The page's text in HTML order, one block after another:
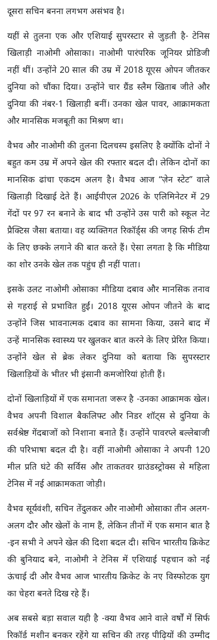
दूसरा सचिन बनना लगभग असंभव है।
यहीं से तुलना एक और एशियाई सुपरस्टार से जुड़ती है- टेनिस
खिलाड़ी नाओमी ओसाका। नाओमी पारंपरिक जूनियर प्रोडिजी
नहीं थीं। उन्होंने 20 साल की उम्र में 2018 यूएस ओपन जीतकर
दुनिया को चौंका दिया। उन्होंने चार ग्रैंड स्लैम खिताब जीते और
दुनिया की नंबर-1 खिलाड़ी बनीं। उनका खेल पावर, आक्रामकता
और मानसिक मजबूती का मिश्रण था।
वैभव और नाओमी की तुलना दिलचस्प इसलिए है क्योंकि दोनों ने
बहुत कम उम्र में अपने खेल की रफ्तार बदल दी। लेकिन दोनों का
मानसिक ढांचा एकदम अलग है। वैभव आज “ज़ेन स्टेट” वाले
खिलाड़ी दिखाई देते हैं। आईपीएल 2026 के एलिमिनेटर में 29
गेंदों पर 97 रन बनाने के बाद भी उन्होंने उस पारी को स्कूल नेट
प्रैक्टिस जैसा बताया। वह व्यक्तिगत रिकॉर्ड्स की जगह सिर्फ टीम
के लिए छक्के लगाने की बात करते हैं। ऐसा लगता है कि मीडिया
का शोर उनके खेल तक पहुंच ही नहीं पाता।
इसके उलट नाओमी ओसाका मीडिया दबाव और मानसिक तनाव
से गहराई से प्रभावित हुईं। 2018 यूएस ओपन जीतने के बाद
उन्होंने जिस भावनात्मक दबाव का सामना किया, उसने बाद में
उन्हें मानसिक स्वास्थ्य पर खुलकर बात करने के लिए प्रेरित किया।
उन्होंने खेल से ब्रेक लेकर दुनिया को बताया कि सुपरस्टार
खिलाड़ियों के भीतर भी इंसानी कमजोरियां होती हैं।
दोनों खिलाड़ियों में एक समानता जरूर है -उनका आक्रामक खेल।
वैभव अपनी विशाल बैकलिफ्ट और निडर शॉट्स से दुनिया के
सर्वश्रेष्ठ गेंदबाजों को निशाना बनाते हैं। उन्होंने पावरप्ले बल्लेबाजी
की परिभाषा बदल दी है। वहीं नाओमी ओसाका ने अपनी 120
मील प्रति घंटे की सर्विस और ताकतवर ग्राउंडस्ट्रोक्स से महिला
टेनिस में नई आक्रामकता जोड़ी।
वैभव सूर्यवंशी, सचिन तेंदुलकर और नाओमी ओसाका तीन अलग-
अलग दौर और खेलों के नाम हैं, लेकिन तीनों में एक समान बात है
-इन सभी ने अपने खेल की दिशा बदल दी। सचिन भारतीय क्रिकेट
की बुनियाद बने, नाओमी ने टेनिस में एशियाई पहचान को नई
ऊंचाई दी और वैभव आज भारतीय क्रिकेट के नए विस्फोटक युग
का चेहरा बनते दिख रहे हैं।
अब सबसे बड़ा सवाल यही है -क्या वैभव आने वाले वर्षों में सिर्फ
रिकॉर्ड मशीन बनकर रहेंगे या सचिन की तरह पीढ़ियों की उम्मीद